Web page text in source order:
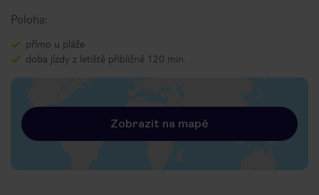
Poloha:
přímo u pláže
doba jízdy z letiště přibližně 120 min.
Zobrazit na mapě